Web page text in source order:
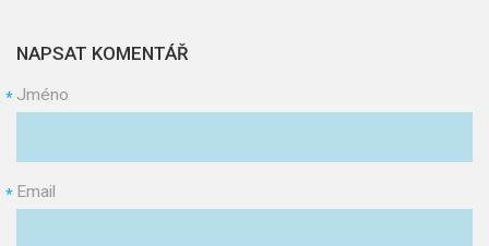
NAPSAT KOMENTÁŘ
Jméno
*
Email
*